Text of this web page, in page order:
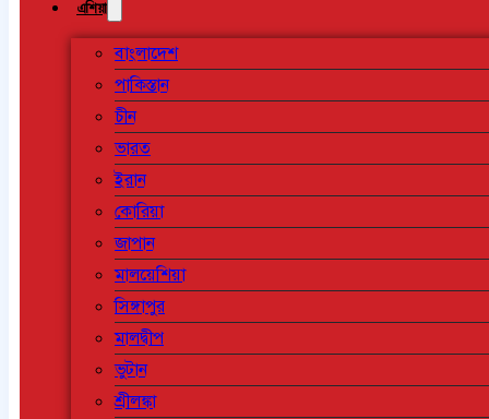
এশিয়া
বাংলাদেশ
পাকিস্তান
চীন
ভারত
ইরান
কোরিয়া
জাপান
মালয়েশিয়া
সিঙ্গাপুর
মালদ্বীপ
ভুটান
শ্রীলঙ্কা